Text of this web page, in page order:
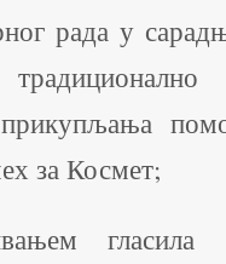
рада у
прикупљања
за Космет;